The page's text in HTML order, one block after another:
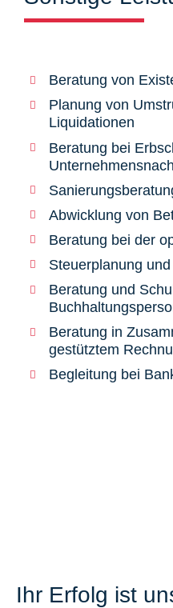
Beratung von
Planung von
Liquidationen
Beratung bei
Abwicklung von
Beratung bei der
Steuerplanung
Beratung und
Beratung in
gestütztem
Begleitung bei
Ihr Erfolg ist